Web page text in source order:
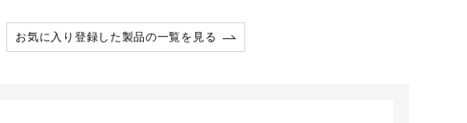
お気に入り登録した製品の一覧を見る